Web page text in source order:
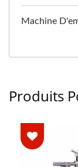
Machine
Produits